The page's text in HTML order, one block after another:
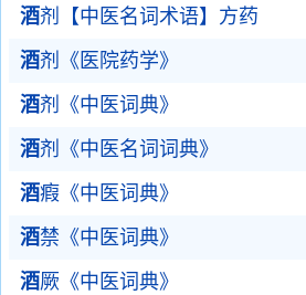
酒剂【中医名词术语】方药
酒剂《医院药学》
酒剂《中医词典》
酒剂《中医名词词典》
酒瘕《中医词典》
酒禁《中医词典》
酒厥《中医词典》